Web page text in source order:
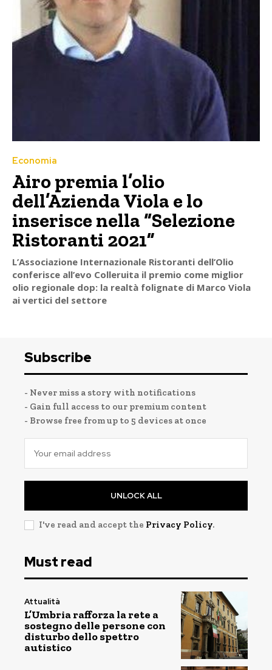
Economia
Airo premia l’olio
dell’Azienda Viola e lo
inserisce nella “Selezione
Ristoranti 2021”
L’Associazione Internazionale Ristoranti dell’Olio
conferisce all’evo Colleruita il premio come miglior
olio regionale dop: la realtà folignate di Marco Viola
ai vertici del settore
Subscribe
- Never miss a story with notifications
- Gain full access to our premium content
- Browse free from up to 5 devices at once
UNLOCK ALL
I've read and accept the Privacy Policy.
Must read
Attualità
L’Umbria rafforza la rete a
sostegno delle persone con
disturbo dello spettro
autistico